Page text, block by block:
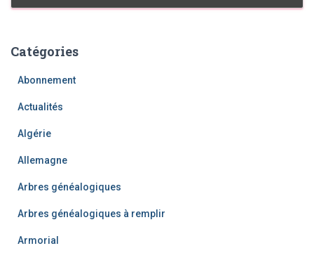
Catégories
Abonnement
Actualités
Algérie
Allemagne
Arbres généalogiques
Arbres généalogiques à remplir
Armorial